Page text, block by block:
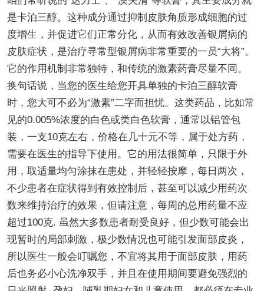
是卡泊三醇。这种成分通过抑制皮肤角质形成细胞的过
度增生，并促进它们正常分化，从而有效改善银屑病的
皮肤症状，是治疗寻常型银屑病非常重要的一员“大将”。
它的作用机制非常独特，和传统的激素药膏尽量不同。
换句话说，当您的医生给您开具单独的卡泊三醇软膏
时，您大可不必为“激素”二字而担忧。这类药品，比如常
见的0.005%浓度的白色或类白色软膏，通常以铝管包
装，一支10克左右，价格在几十元不等，属于处方药，
需要在医生的指导下使用。它的用法很简单，只限于外
用，取适量均匀涂抹在患处，并轻轻按摩，每日两次，
不少患者在症状得到有效控制后，甚至可以减少用药次
数来维持治疗的效果，但请注意，每周的总用药量不应
超过100克. 虽然大多数患者耐受良好，但少数可能会出
现暂时的局部刺激，极少数情况也可能引发面部皮炎，
所以医生一般会叮嘱您，不宜将其用于面部皮肤，用药
后也务必小心洗净双手，并且在使用期间要避免强烈的